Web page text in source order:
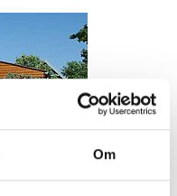
Om